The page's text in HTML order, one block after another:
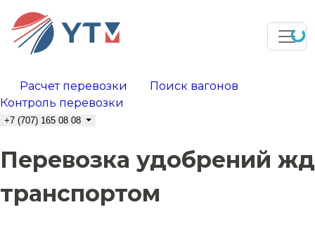
Расчет перевозки
Поиск вагонов
Контроль перевозки
+7 (707) 165 08 08
Перевозка удобрений жд
транспортом